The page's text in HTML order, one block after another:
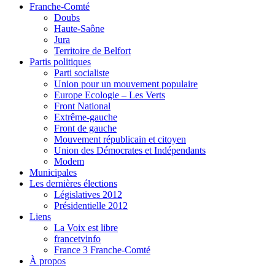
Franche-Comté
Doubs
Haute-Saône
Jura
Territoire de Belfort
Partis politiques
Parti socialiste
Union pour un mouvement populaire
Europe Ecologie – Les Verts
Front National
Extrême-gauche
Front de gauche
Mouvement républicain et citoyen
Union des Démocrates et Indépendants
Modem
Municipales
Les dernières élections
Législatives 2012
Présidentielle 2012
Liens
La Voix est libre
francetvinfo
France 3 Franche-Comté
À propos